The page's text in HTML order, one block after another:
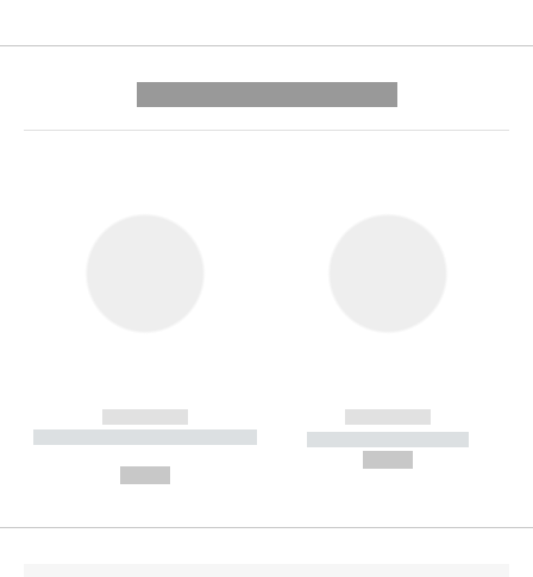
------------
----------- ----------- --------
------------
----------- -----------